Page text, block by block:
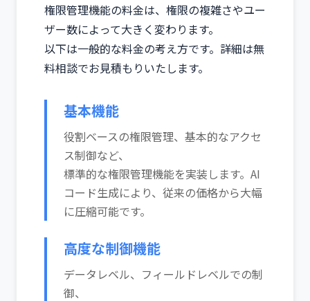
権限管理機能の料金は、権限の複雑さやユー
ザー数によって大きく変わります。
以下は一般的な料金の考え方です。詳細は無
料相談でお見積もりいたします。
基本機能
役割ベースの権限管理、基本的なアクセ
ス制御など、
標準的な権限管理機能を実装します。AI
コード生成により、従来の価格から大幅
に圧縮可能です。
高度な制御機能
データレベル、フィールドレベルでの制
御、